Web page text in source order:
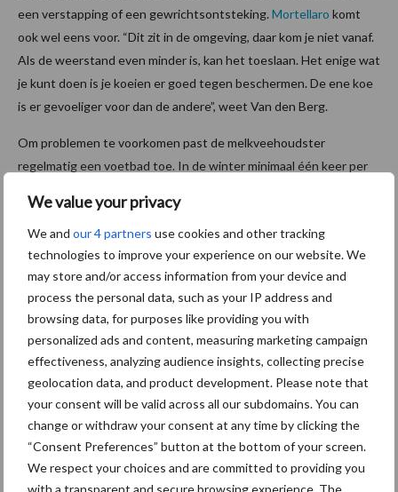
We value your privacy
We and our 4 partners use cookies and other tracking
technologies to improve your experience on our website. We
may store and/or access information from your device and
process the personal data, such as your IP address and
browsing data, for purposes like providing you with
personalized ads and content, measuring marketing campaign
effectiveness, analyzing audience insights, collecting precise
geolocation data, and product development. Please note that
your consent will be valid across all our subdomains. You can
change or withdraw your consent at any time by clicking the
“Consent Preferences” button at the bottom of your screen.
We respect your choices and are committed to providing you
with a transparent and secure browsing experience. The
een verstapping of een gewrichtsontsteking. Mortellaro komt
ook wel eens voor. “Dit zit in de omgeving, daar kom je niet vanaf.
Als de weerstand even minder is, kan het toeslaan. Het enige wat
je kunt doen is je koeien er goed tegen beschermen. De ene koe
is er gevoeliger voor dan de andere”, weet Van den Berg.
Om problemen te voorkomen past de melkveehoudster
regelmatig een voetbad toe. In de winter minimaal één keer per
Mortellaro-gevallen zijn. Wij niet. We willen het voor zijn.”